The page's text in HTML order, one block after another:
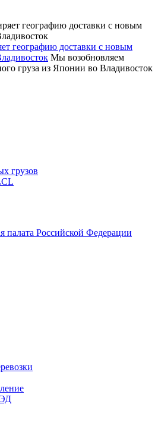
географию доставки с новым
Мы возобновляем
груза из Японии во Владивосток
грузов